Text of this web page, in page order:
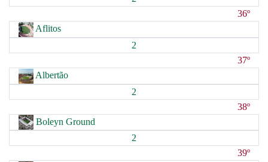
36º
Aflitos
2
37º
Albertão
2
38º
Boleyn Ground
2
39º